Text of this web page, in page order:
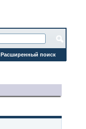
Расширенный поиск